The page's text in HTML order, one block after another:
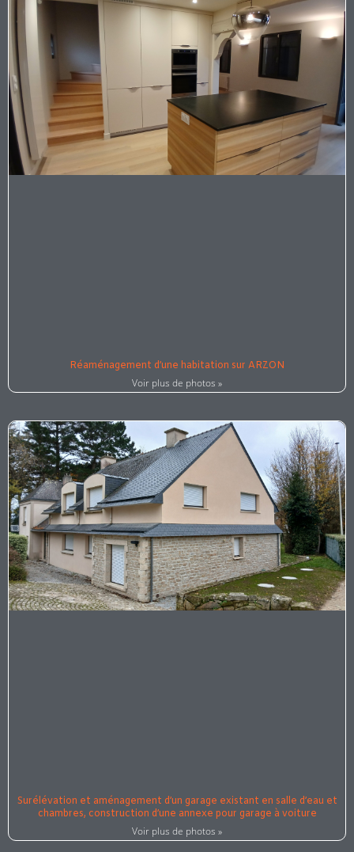
Réaménagement d’une habitation sur ARZON
Voir plus de photos »
Surélévation et aménagement d’un garage existant en salle d’eau et
chambres, construction d’une annexe pour garage à voiture
Voir plus de photos »